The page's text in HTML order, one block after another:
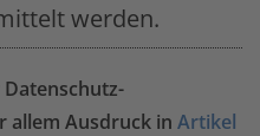
werden.
allem Ausdruck in Artikel